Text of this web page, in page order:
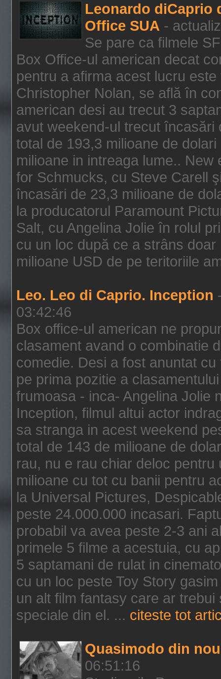
Leonardo diCaprio
Office SUA -
Se pare ca filmele
Box Office-ul american decat
pentru a afirma acest lucru
Christopher Nolan, se află în
american desi au trecut 3
avut weekend-ul trecut încasări
total de 193,3 milioane de
milioane in intreaga lume..
for Schmucks, cu Steve Carell
încasări de 23,3 milioane de
la producatorul Paramount
Salt, cu Angelina Jolie în rolul
cu un loc după ce a strâns
milioane USD de pe teritoriile
Leo. Leo di Caprio. Inception
03:42:46
Box office-ul american ne
clasament avand o combinatie
comedie. Desi a fost anuntat
pe prima pozitie a
frumoasa - inca- Angelina Jolie
Inception, filmul altui actor
sa stranga in acest weekend
total de 143 de milioane de
rau, nu e rau chiar deloc
milioane cu tot cu banii pentru
la Universal Pictures,
peste 24.000.000 incasari.
probabil va avea peste 2-3 ani
primele 5 filme a acestuia, cu
5 saptamani de rulat in
cu un loc peste Toy Story
un alt film fantasy care ar
speciale din el. ... citeste tot
Quasimodo din
06:51:16